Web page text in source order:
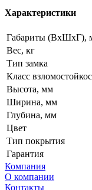
Характеристики
Габариты (ВxШxГ),
Вес, кг
Тип замка
Класс
Высота, мм
Ширина, мм
Глубина, мм
Цвет
Тип покрытия
Гарантия
Компания
О компании
Контакты